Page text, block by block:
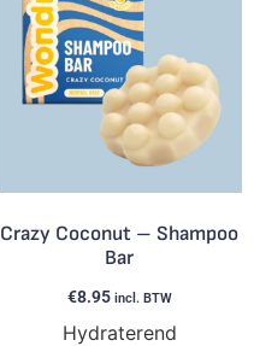
Crazy Coconut – Shampoo
Bar
€8.95 incl. BTW
Hydraterend